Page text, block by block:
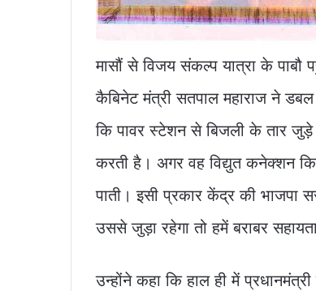
मासौं से विजय संकल्प यात्रा के
कैबिनेट मंत्री सतपाल महाराज ने
कि पावर स्टेशन से बिजली के तार जुड़े
करती है। अगर वह विद्युत कनेक्शन
पाती। इसी प्रकार केंद्र की भाजपा
उससे जुड़ा रहेगा तो हमें बराबर
उन्होंने कहा कि हाल ही में